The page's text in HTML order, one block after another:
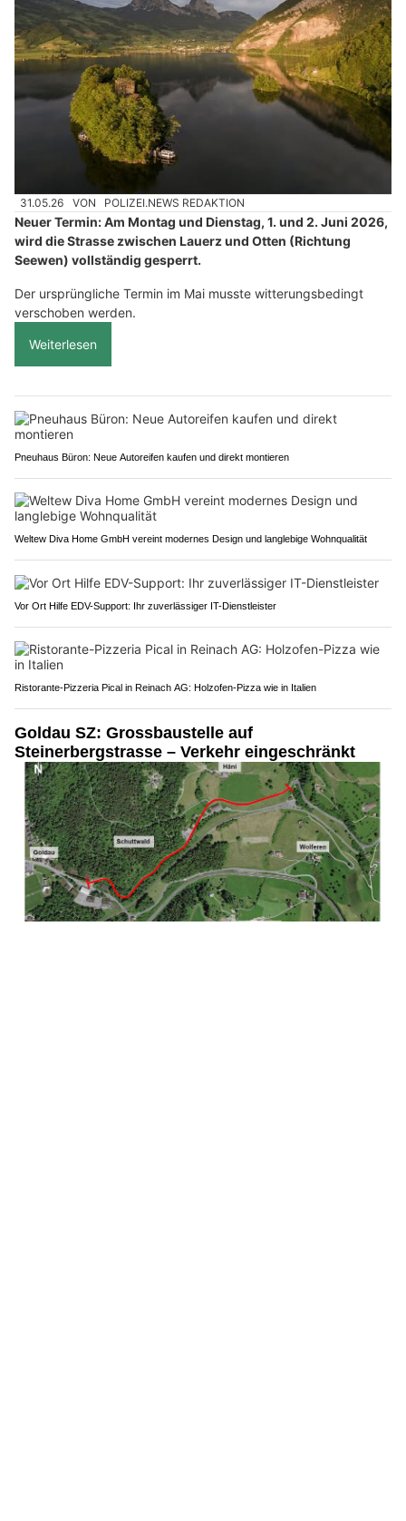
31.05.26 VON POLIZEI.NEWS REDAKTION
Neuer Termin: Am Montag und Dienstag, 1. und 2. Juni 2026,
wird die Strasse zwischen Lauerz und Otten (Richtung
Seewen) vollständig gesperrt.
Der ursprüngliche Termin im Mai musste witterungsbedingt
verschoben werden.
Weiterlesen
Pneuhaus Büron: Neue Autoreifen kaufen und direkt montieren
Weltew Diva Home GmbH vereint modernes Design und langlebige Wohnqualität
Vor Ort Hilfe EDV-Support: Ihr zuverlässiger IT-Dienstleister
Ristorante-Pizzeria Pical in Reinach AG: Holzofen-Pizza wie in Italien
Goldau SZ: Grossbaustelle auf
Steinerbergstrasse – Verkehr eingeschränkt